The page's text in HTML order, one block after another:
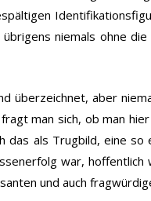
niemals ohne die
überzeichnet, aber
man sich, ob man
als Trugbild, eine so
war,
und auch